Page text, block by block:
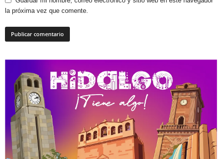
la próxima vez que comente.